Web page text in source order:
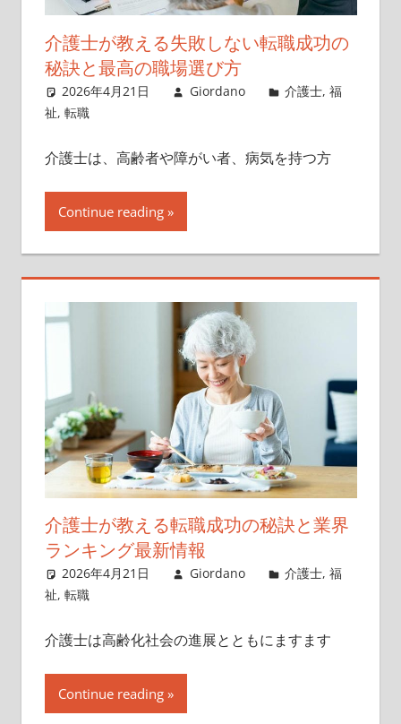
介護士が教える失敗しない転職成功の
秘訣と最高の職場選び方
2026年4月21日 Giordano 介護士,福
祉, 転職
介護士は、高齢者や障がい者、病気を持つ方
Continue reading
介護士が教える転職成功の秘訣と業界
ランキング最新情報
2026年4月21日 Giordano 介護士,福
祉, 転職
介護士は高齢化社会の進展とともにますます
Continue reading